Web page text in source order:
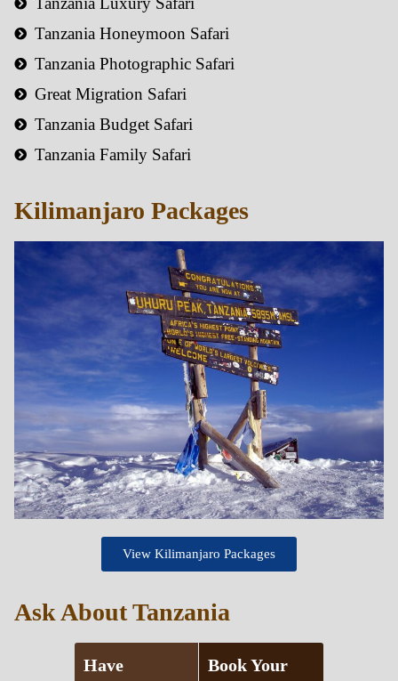
Tanzania Honeymoon Safari
Tanzania Photographic Safari
Great Migration Safari
Tanzania Budget Safari
Tanzania Family Safari
Kilimanjaro Packages
View Kilimanjaro Packages
Ask About Tanzania
Have
Book Your